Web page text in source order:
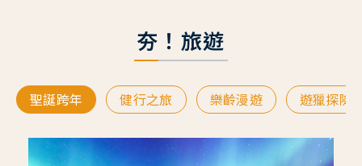
夯！旅遊
聖誕跨年 健行之旅 樂齡漫遊 遊獵探險